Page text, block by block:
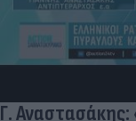
Γ. Αναστασάκης: